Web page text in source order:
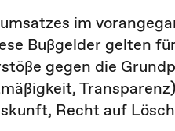
im
Bußgelder gelten für
gegen die
Recht auf